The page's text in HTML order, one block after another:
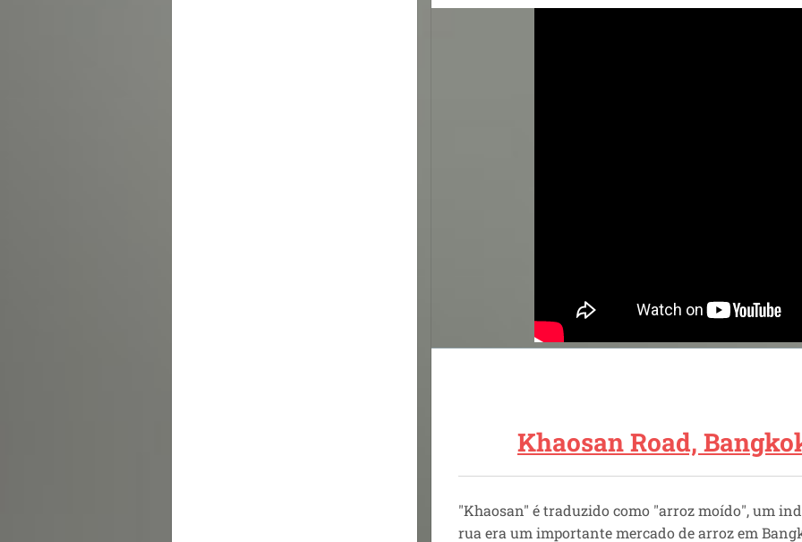
Khaosan Road,
"Khaosan" é traduzido como "arroz moído", um
rua era um importante mercado de arroz em